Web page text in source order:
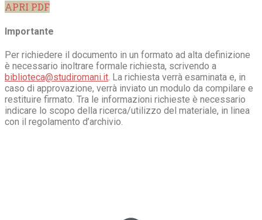
APRI PDF
Importante
Per richiedere il documento in un formato ad alta definizione
è necessario inoltrare formale richiesta, scrivendo a
biblioteca@studiromani.it. La richiesta verrà esaminata e, in
caso di approvazione, verrà inviato un modulo da compilare e
restituire firmato. Tra le informazioni richieste è necessario
indicare lo scopo della ricerca/utilizzo del materiale, in linea
con il regolamento d’archivio.